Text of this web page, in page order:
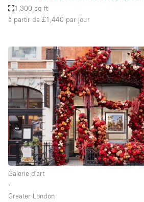
1,300 sq ft
à partir de £1,440 par jour
Galerie d'art
∙
Greater London